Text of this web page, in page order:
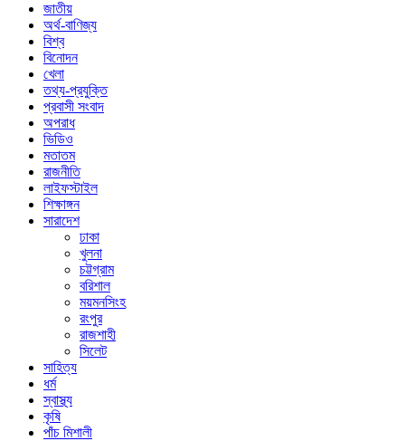
জাতীয়
অর্থ-বাণিজ্য
বিশ্ব
বিনোদন
খেলা
তথ্য-প্রযুক্তি
প্রবাসী সংবাদ
অপরাধ
ভিডিও
মতাতম
রাজনীতি
লাইফস্টাইল
শিক্ষাঙ্গন
সারাদেশ
ঢাকা
খুলনা
চট্টগ্রাম
বরিশাল
ময়মনসিংহ
রংপুর
রাজশাহী
সিলেট
সাহিত্য
ধর্ম
স্বাস্থ্য
কৃষি
পাঁচ মিশালী